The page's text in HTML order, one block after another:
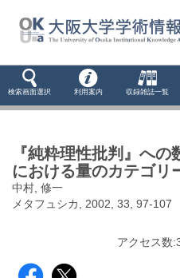
検索画面選択 利用案内 収録雑誌一覧
『純粋理性批判』へ
における量のカテゴリ
中村, 修一
メタフュシカ, 2002, 33, 97-107
アクセス数: